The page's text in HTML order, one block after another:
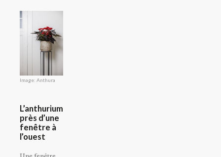
Image: Anthura
L’anthurium
près d’une
fenêtre à
l’ouest